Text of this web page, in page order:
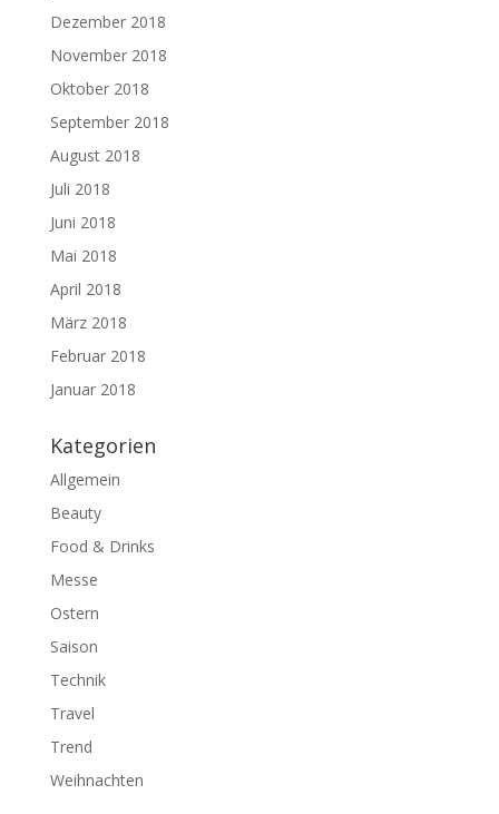
Dezember 2018
November 2018
Oktober 2018
September 2018
August 2018
Juli 2018
Juni 2018
Mai 2018
April 2018
März 2018
Februar 2018
Januar 2018
Kategorien
Allgemein
Beauty
Food & Drinks
Messe
Ostern
Saison
Technik
Travel
Trend
Weihnachten